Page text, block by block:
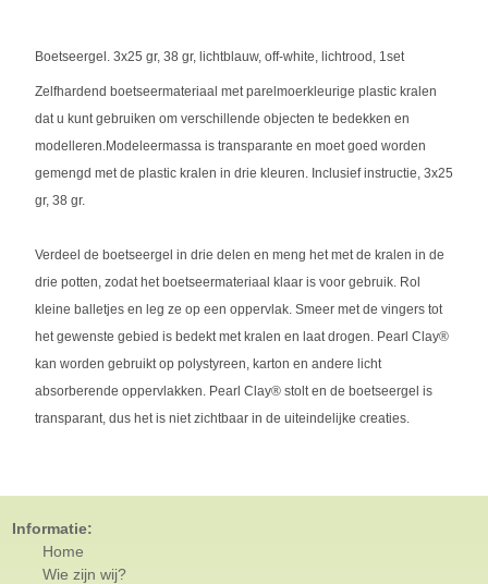
Boetseergel. 3x25 gr, 38 gr, lichtblauw, off-white, lichtrood, 1set
Zelfhardend boetseermateriaal met parelmoerkleurige plastic kralen
dat u kunt gebruiken om verschillende objecten te bedekken en
modelleren.Modeleermassa is transparante en moet goed worden
gemengd met de plastic kralen in drie kleuren. Inclusief instructie, 3x25
gr, 38 gr.
Verdeel de boetseergel in drie delen en meng het met de kralen in de
drie potten, zodat het boetseermateriaal klaar is voor gebruik. Rol
kleine balletjes en leg ze op een oppervlak. Smeer met de vingers tot
het gewenste gebied is bedekt met kralen en laat drogen. Pearl Clay®
kan worden gebruikt op polystyreen, karton en andere licht
absorberende oppervlakken. Pearl Clay® stolt en de boetseergel is
transparant, dus het is niet zichtbaar in de uiteindelijke creaties.
Informatie:
Home
Wie zijn wij?